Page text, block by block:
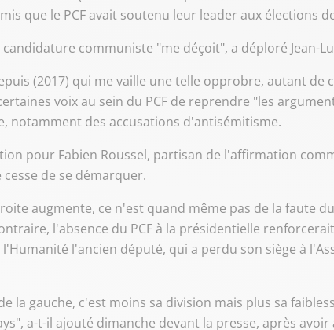
que le PCF avait soutenu leur leader aux élections
communiste "me déçoit", a déploré Jean-
(2017) qui me vaille une telle opprobre, autant de
voix au sein du PCF de reprendre "les
notamment des accusations d'antisémitisme.
pour Fabien Roussel, partisan de l'affirmation
de se démarquer.
augmente, ce n'est quand même pas de la faute
l'absence du PCF à la présidentielle
l'ancien député, qui a perdu son siège à
la gauche, c'est moins sa division mais plus sa
a-t-il ajouté dimanche devant la presse, après